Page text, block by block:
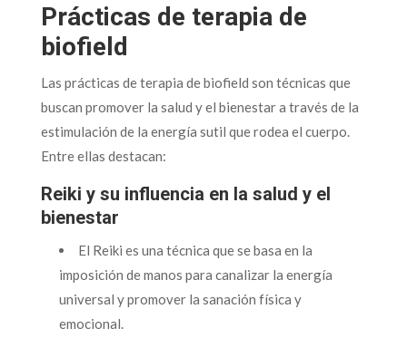
Prácticas de terapia de
biofield
Las prácticas de terapia de biofield son técnicas que
buscan promover la salud y el bienestar a través de la
estimulación de la energía sutil que rodea el cuerpo.
Entre ellas destacan:
Reiki y su influencia en la salud y el
bienestar
El Reiki es una técnica que se basa en la
imposición de manos para canalizar la energía
universal y promover la sanación física y
emocional.